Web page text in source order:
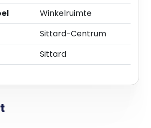
dan ook prima te vinden. De
is een winkelstraat in het
van de binnenstad van Sittard
de Markt en reikt tot aan de
is een gemiddelde passante
8.800 personen per dag.
van de aangewezen
Winkelruimte
Sittard-Centrum
Sittard